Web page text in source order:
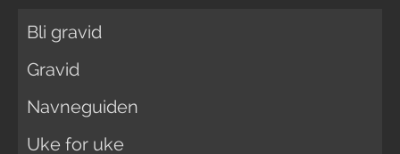
Bli gravid
Gravid
Navneguiden
Uke for uke